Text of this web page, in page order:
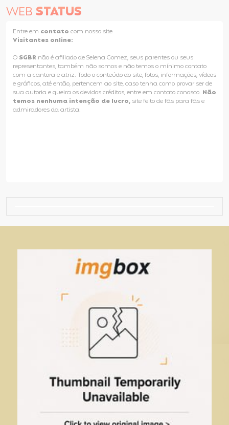
WEB STATUS
Entre em contato com nosso site
Visitantes online:
O SGBR não é afiliado de Selena Gomez, seus parentes ou seus
representantes, também não somos e não temos o mínimo contato
com a cantora e atriz. Todo o conteúdo do site, fotos, informações, vídeos
e gráficos, até então, pertencem ao site, caso tenha como provar ser de
sua autoria e queira os devidos créditos, entre em contato conosco. Não
temos nenhuma intenção de lucro, site feito de fãs para fãs e
admiradores da artista.